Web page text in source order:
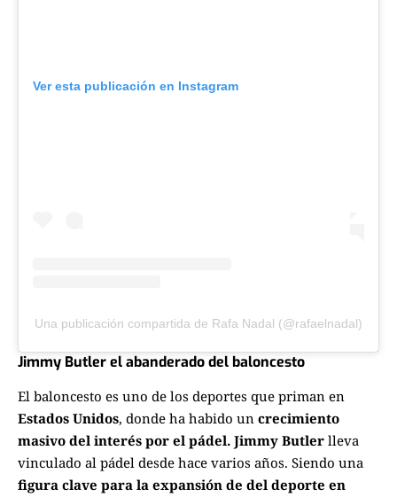
Ver esta publicación en Instagram
Una publicación compartida de Rafa Nadal (@rafaelnadal)
Jimmy Butler el abanderado del baloncesto
El baloncesto es uno de los deportes que priman en
Estados Unidos, donde ha habido un crecimiento
masivo del interés por el pádel. Jimmy Butler lleva
vinculado al pádel desde hace varios años. Siendo una
figura clave para la expansión de del deporte en